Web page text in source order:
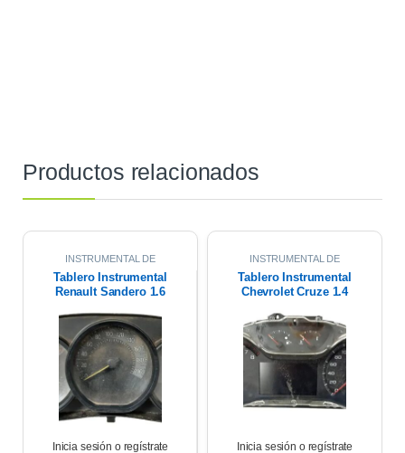
Productos relacionados
INSTRUMENTAL DE
Tablero Instrumental
Renault Sandero 1.6
Inicia sesión o regístrate
INSTRUMENTAL DE
Tablero Instrumental
Chevrolet Cruze 1.4
Inicia sesión o regístrate